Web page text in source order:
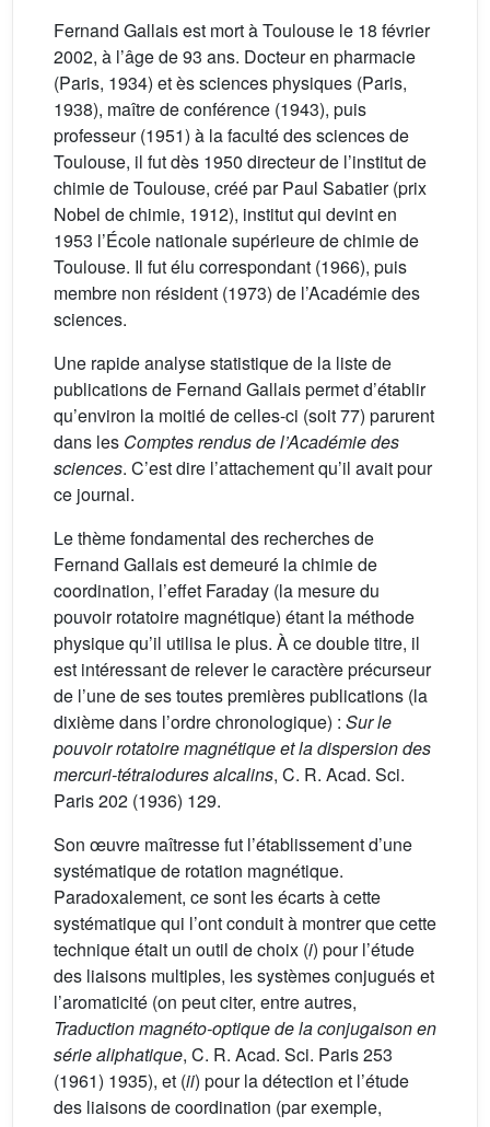
Fernand Gallais est mort à Toulouse le 18 février
2002, à l’âge de 93 ans. Docteur en pharmacie
(Paris, 1934) et ès sciences physiques (Paris,
1938), maître de conférence (1943), puis
professeur (1951) à la faculté des sciences de
Toulouse, il fut dès 1950 directeur de l’institut de
chimie de Toulouse, créé par Paul Sabatier (prix
Nobel de chimie, 1912), institut qui devint en
1953 l’École nationale supérieure de chimie de
Toulouse. Il fut élu correspondant (1966), puis
membre non résident (1973) de l’Académie des
sciences.
Une rapide analyse statistique de la liste de
publications de Fernand Gallais permet d’établir
qu’environ la moitié de celles-ci (soit 77) parurent
dans les Comptes rendus de l’Académie des
sciences. C’est dire l’attachement qu’il avait pour
ce journal.
Le thème fondamental des recherches de
Fernand Gallais est demeuré la chimie de
coordination, l’effet Faraday (la mesure du
pouvoir rotatoire magnétique) étant la méthode
physique qu’il utilisa le plus. À ce double titre, il
est intéressant de relever le caractère précurseur
de l’une de ses toutes premières publications (la
dixième dans l’ordre chronologique) : Sur le
pouvoir rotatoire magnétique et la dispersion des
mercuri-tétraiodures alcalins, C. R. Acad. Sci.
Paris 202 (1936) 129.
Son œuvre maîtresse fut l’établissement d’une
systématique de rotation magnétique.
Paradoxalement, ce sont les écarts à cette
systématique qui l’ont conduit à montrer que cette
technique était un outil de choix (i) pour l’étude
des liaisons multiples, les systèmes conjugués et
l’aromaticité (on peut citer, entre autres,
Traduction magnéto-optique de la conjugaison en
série aliphatique, C. R. Acad. Sci. Paris 253
(1961) 1935), et (ii) pour la détection et l’étude
des liaisons de coordination (par exemple,